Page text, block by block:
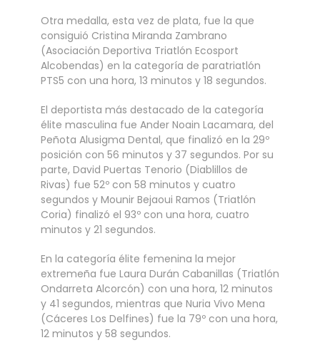
Otra medalla, esta vez de plata, fue la que
consiguió Cristina Miranda Zambrano
(Asociación Deportiva Triatlón Ecosport
Alcobendas) en la categoría de paratriatlón
PTS5 con una hora, 13 minutos y 18 segundos.
El deportista más destacado de la categoría
élite masculina fue Ander Noain Lacamara, del
Peñota Alusigma Dental, que finalizó en la 29º
posición con 56 minutos y 37 segundos. Por su
parte, David Puertas Tenorio (Diablillos de
Rivas) fue 52º con 58 minutos y cuatro
segundos y Mounir Bejaoui Ramos (Triatlón
Coria) finalizó el 93º con una hora, cuatro
minutos y 21 segundos.
En la categoría élite femenina la mejor
extremeña fue Laura Durán Cabanillas (Triatlón
Ondarreta Alcorcón) con una hora, 12 minutos
y 41 segundos, mientras que Nuria Vivo Mena
(Cáceres Los Delfines) fue la 79º con una hora,
12 minutos y 58 segundos.